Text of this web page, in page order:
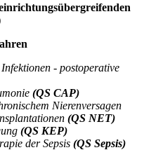
- postoperative
(QS CAP)
Nierenversagen
(QS NET)
(QS KEP)
der Sepsis (QS Sepsis)